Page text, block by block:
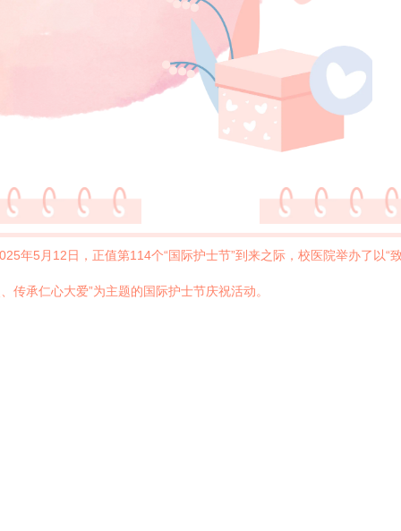
年5月12日，正值第114个“国际护士节”到来之际，校医院举办了以“
传承仁心大爱”为主题的国际护士节庆祝活动。